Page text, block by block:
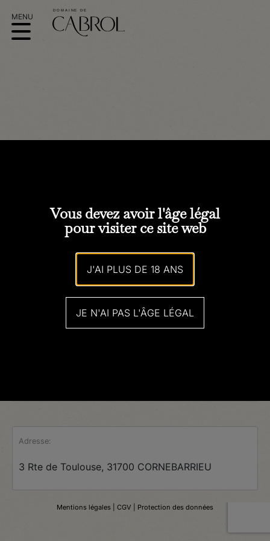
LACOTTE
Adresse:
3 Rte de Toulouse, 31700 CORNEBARRIEU
Mentions légales | CGV | Protection des données
Vous devez avoir l'âge légal
pour visiter ce site web
J'AI PLUS DE 18 ANS
JE N'AI PAS L'ÂGE LÉGAL